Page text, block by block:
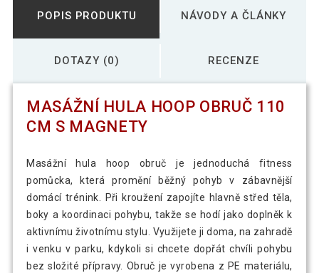
POPIS PRODUKTU NÁVODY A ČLÁNKY
DOTAZY (0) RECENZE
MASÁŽNÍ HULA HOOP OBRUČ 110
CM S MAGNETY
Masážní hula hoop obruč je jednoduchá fitness
pomůcka, která promění běžný pohyb v zábavnější
domácí trénink. Při kroužení zapojíte hlavně střed těla,
boky a koordinaci pohybu, takže se hodí jako doplněk k
aktivnímu životnímu stylu. Využijete ji doma, na zahradě
i venku v parku, kdykoli si chcete dopřát chvíli pohybu
bez složité přípravy. Obruč je vyrobena z PE materiálu,